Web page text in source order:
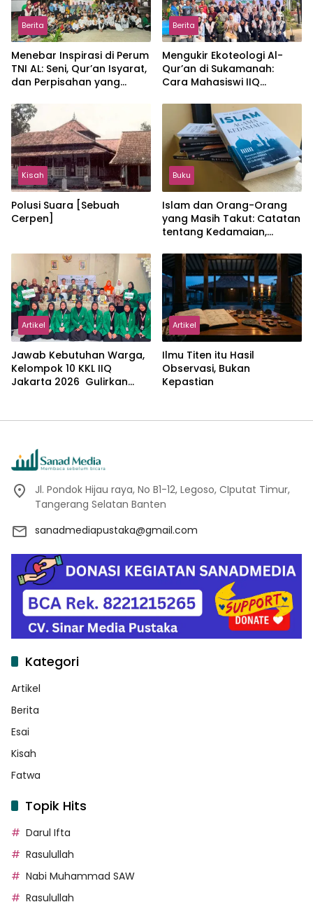
Berita
Menebar Inspirasi di Perum
TNI AL: Seni, Qur’an Isyarat,
dan Perpisahan yang
Berita
Mengukir Ekoteologi Al-
Qur’an di Sukamanah:
Cara Mahasiswi IIQ
Jonggol
Kisah
Polusi Suara [Sebuah
Cerpen]
Buku
Islam dan Orang-Orang
yang Masih Takut: Catatan
tentang Kedamaian,
dalam Pemikiran Masykuri
Abdillah
Artikel
Jawab Kebutuhan Warga,
Kelompok 10 KKL IIQ
Jakarta 2026 Gulirkan
Artikel
Ilmu Titen itu Hasil
Observasi, Bukan
Kepastian
Jl. Pondok Hijau raya, No B1-12, Legoso, CIputat Timur,
Tangerang Selatan Banten
sanadmediapustaka@gmail.com
Kategori
Artikel
Berita
Esai
Kisah
Fatwa
Topik Hits
Darul Ifta
Rasulullah
Nabi Muhammad SAW
Rasulullah